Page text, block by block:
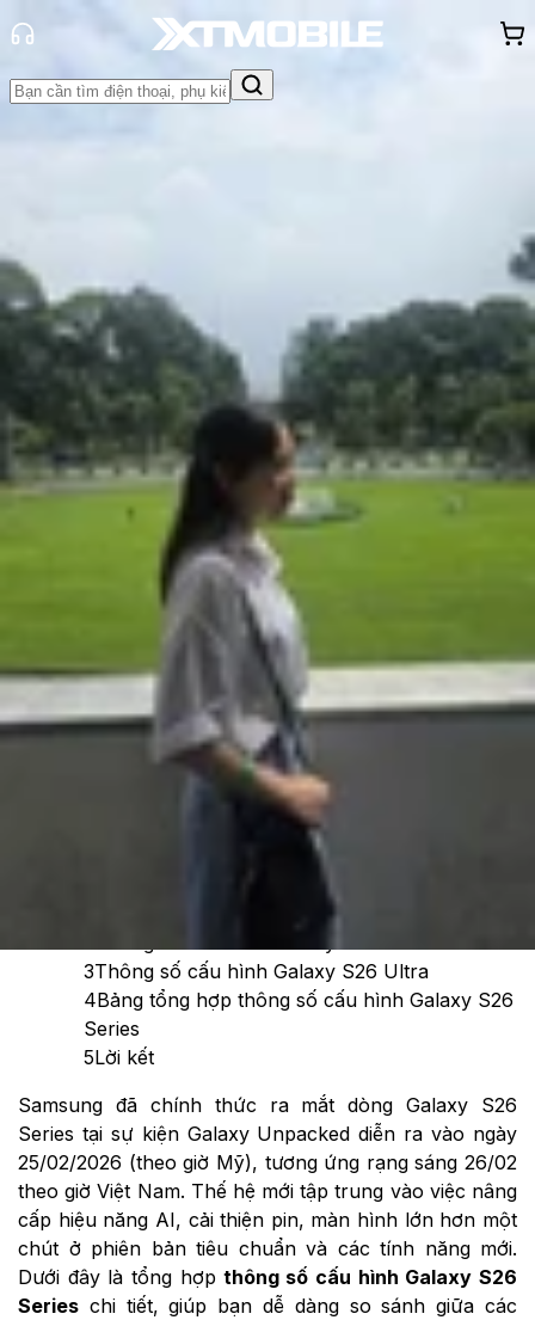
mãi
hàng - Sự kiện
Tất tần tật toàn bộ thông số cấu
hình Galaxy S26 Series mới nhất
Hồng Huệ
Ngày đăng:26/02/2026
11/07/2026
Theo dõi XTMobile trên
Thông số cấu hình Galaxy S26
3Thông số cấu hình Galaxy S26 Ultra
4Bảng tổng hợp thông số cấu hình Galaxy S26
Series
5Lời kết
Samsung đã chính thức ra mắt dòng Galaxy S26
Series tại sự kiện Galaxy Unpacked diễn ra vào ngày
25/02/2026 (theo giờ Mỹ), tương ứng rạng sáng 26/02
theo giờ Việt Nam. Thế hệ mới tập trung vào việc nâng
cấp hiệu năng AI, cải thiện pin, màn hình lớn hơn một
chút ở phiên bản tiêu chuẩn và các tính năng mới.
Dưới đây là tổng hợp thông số cấu hình Galaxy S26
Series chi tiết, giúp bạn dễ dàng so sánh giữa các